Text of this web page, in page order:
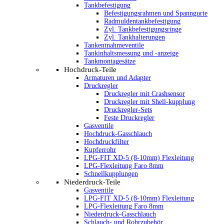
Tankbefestigung
Befestigungsrahmen und Spanngurte
Radmuldentankbefestigung
Zyl. Tankbefestigungsringe
Zyl. Tankhalterungen
Tankentnahmeventile
Tankinhaltsmessung und -anzeige
Tankmontagesätze
Hochdruck-Teile
Armaturen und Adapter
Druckregler
Druckregler mit Crashsensor
Druckregler mit Shell-kupplung
Druckregler-Sets
Feste Druckregler
Gasventile
Hochdruck-Gasschlauch
Hochdruckfilter
Kupferrohr
LPG-FIT XD-5 (8-10mm) Flexleitung
LPG-Flexleitung Faro 8mm
Schnellkupplungen
Niederdruck-Teile
Gasventile
LPG-FIT XD-5 (8-10mm) Flexleitung
LPG-Flexleitung Faro 8mm
Niederdruck-Gasschlauch
Schlauch- und Rohrzubehör